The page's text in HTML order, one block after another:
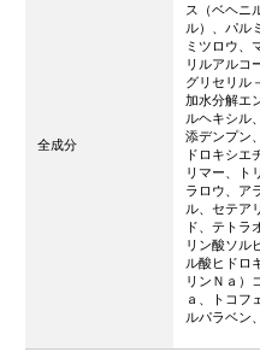
全成分
ス（ベヘニ
ル）、パル
ミツロウ、
リルアルコ
グリセリル
加水分解エ
ルヘキシル
添デンプン
ドロキシエ
リマー、ト
ラロウ、ア
ル、セテア
ド、テトラ
リン酸ソル
ル酸ヒドロ
リンＮａ）
ａ、トコフ
ルパラベン